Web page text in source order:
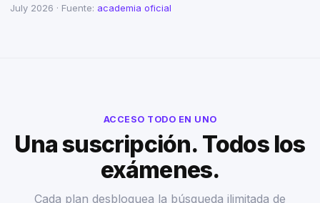
July 2026 · Fuente: academia oficial
ACCESO TODO EN UNO
Una suscripción. Todos los
exámenes.
Cada plan desbloquea la búsqueda ilimitada de